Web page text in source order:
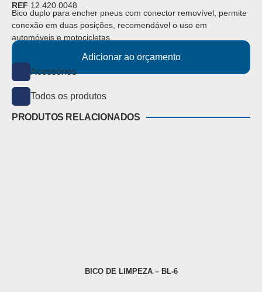
REF 12.420.0048
Bico duplo para encher pneus com conector removível, permite
conexão em duas posições, recomendável o uso em
automóveis e motocicletas.
Adicionar ao orçamento
Acessórios
Todos os produtos
PRODUTOS RELACIONADOS
BICO DE LIMPEZA – BL-6